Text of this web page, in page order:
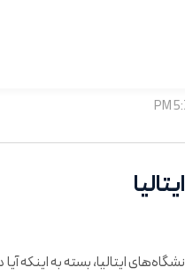
ایتالیا، بسته به اینکه